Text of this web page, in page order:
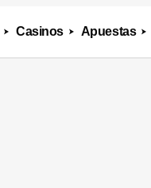
Casinos Apuestas